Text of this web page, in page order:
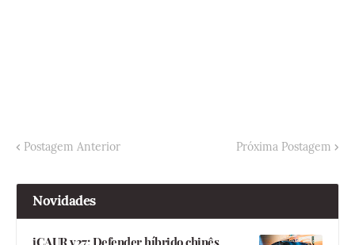
Postagem Anterior Próxima Postagem
Novidades
iCAUR v27: Defender híbrido chinês